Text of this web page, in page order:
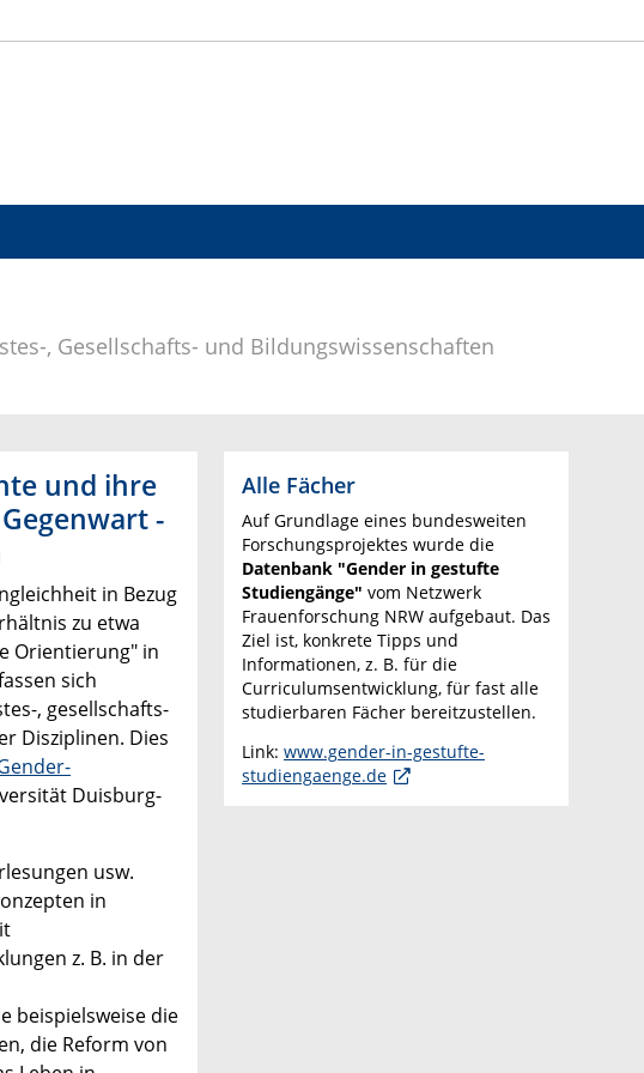
, Gesellschafts- und Bildungswissenschaften
und ihre
-
in Bezug
zu etwa
Orientierung" in
sich
, gesellschafts-
Disziplinen. Dies
Duisburg-
usw.
in
z. B. in der
beispielsweise die
die Reform von
Alle Fächer
Auf Grundlage eines bundesweiten
Forschungsprojektes wurde die
Datenbank "Gender in gestufte
Studiengänge" vom Netzwerk
Frauenforschung NRW aufgebaut. Das
Ziel ist, konkrete Tipps und
Informationen, z. B. für die
Curriculumsentwicklung, für fast alle
studierbaren Fächer bereitzustellen.
Link: www.gender-in-gestufte-
studiengaenge.de